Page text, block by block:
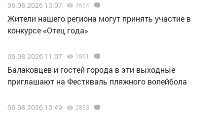
06.08.2026 13:07 2624
Жители нашего региона могут принять участие в
конкурсе «Отец года»
06.08.2026 11:07 1861
Балаковцев и гостей города в эти выходные
приглашают на Фестиваль пляжного волейбола
06.08.2026 10:49 2853